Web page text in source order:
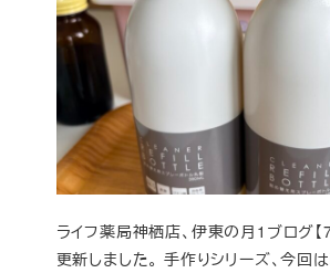
ライフ薬局神栖店、伊東の月1ブログ
更新しました。 手作りシリーズ、今回